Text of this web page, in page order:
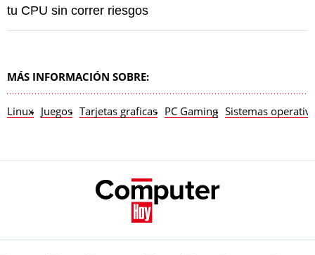
tu CPU sin correr riesgos
MÁS INFORMACIÓN SOBRE:
Linux Juegos Tarjetas graficas PC Gaming Sistemas